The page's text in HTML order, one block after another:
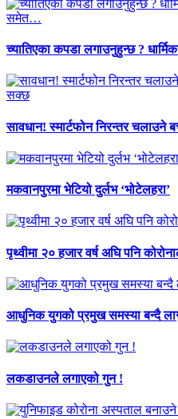
च्यातिएका कपडा लगाउनुहुन्छ ?
सावधान! स्मार्टफोन निरन्तर चलाउने
मकवानपुरमा भेटियो दुर्लभ ‘भोटेलहरा’
पृथ्वीमा २० हजार वर्ष अघि पनि
आधुनिक युगको प्रमुख समस्या बन्दै
लकडाउनले लगाएको गुन !